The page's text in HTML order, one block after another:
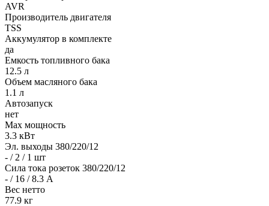
AVR
Производитель двигателя
TSS
Аккумулятор в комплекте
да
Емкость топливного бака
12.5 л
Объем масляного бака
1.1 л
Автозапуск
нет
Max мощность
3.3 кВт
Эл. выходы 380/220/12
- / 2 / 1 шт
Сила тока розеток 380/220/12
- / 16 / 8.3 А
Вес нетто
77.9 кг